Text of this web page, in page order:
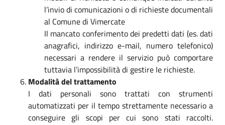
l’invio di comunicazioni o di richieste documentali
al Comune di Vimercate
Il mancato conferimento dei predetti dati (es. dati
anagrafici, indirizzo e-mail, numero telefonico)
necessari a rendere il servizio può comportare
tuttavia l’impossibilità di gestire le richieste.
Modalità del trattamento
I dati personali sono trattati con strumenti
automatizzati per il tempo strettamente necessario a
conseguire gli scopi per cui sono stati raccolti.